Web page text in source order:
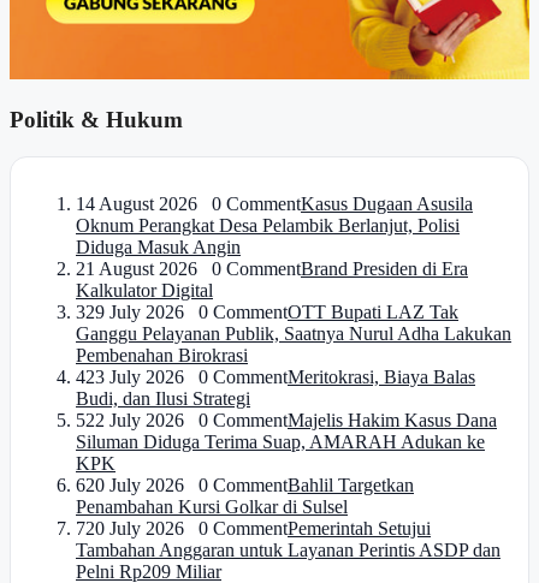
Politik & Hukum
14 August 2026 0 CommentKasus Dugaan Asusila
Oknum Perangkat Desa Pelambik Berlanjut, Polisi
Diduga Masuk Angin
21 August 2026 0 CommentBrand Presiden di Era
Kalkulator Digital
329 July 2026 0 CommentOTT Bupati LAZ Tak
Ganggu Pelayanan Publik, Saatnya Nurul Adha Lakukan
Pembenahan Birokrasi
423 July 2026 0 CommentMeritokrasi, Biaya Balas
Budi, dan Ilusi Strategi
522 July 2026 0 CommentMajelis Hakim Kasus Dana
Siluman Diduga Terima Suap, AMARAH Adukan ke
KPK
620 July 2026 0 CommentBahlil Targetkan
Penambahan Kursi Golkar di Sulsel
720 July 2026 0 CommentPemerintah Setujui
Tambahan Anggaran untuk Layanan Perintis ASDP dan
Pelni Rp209 Miliar